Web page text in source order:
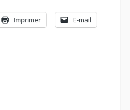
Imprimer E-mail